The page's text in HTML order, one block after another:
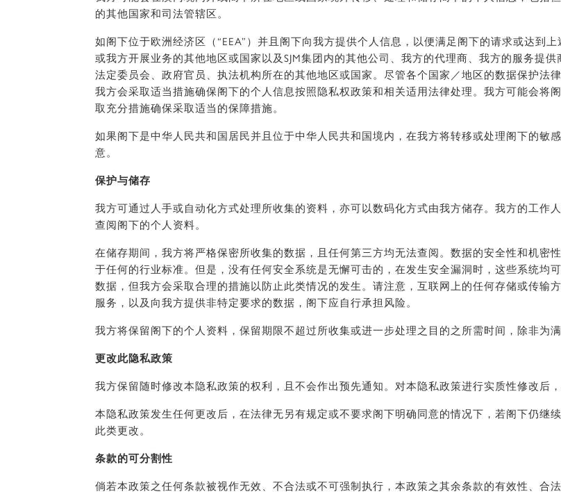
的其他国家和司法管辖区。
如阁下位于欧洲经济区（“EEA”）并且阁下向我方提供个人信息，以便满足阁下的请求或达到
或我方开展业务的其他地区或国家以及SJM集团内的其他公司、我方的代理商、我方的服务提
法定委员会、政府官员、执法机构所在的其他地区或国家。尽管各个国家／地区的数据保护法
我方会采取适当措施确保阁下的个人信息按照隐私权政策和相关适用法律处理。我方可能会将
取充分措施确保采取适当的保障措施。
如果阁下是中华人民共和国居民并且位于中华人民共和国境内，在我方将转移或处理阁下的敏
意。
保护与储存
我方可通过人手或自动化方式处理所收集的资料，亦可以数码化方式由我方储存。我方的工作
查阅阁下的个人资料。
在储存期间，我方将严格保密所收集的数据，且任何第三方均无法查阅。数据的安全性和机密
于任何的行业标准。但是，没有任何安全系统是无懈可击的，在发生安全漏洞时，这些系统均
数据，但我方会采取合理的措施以防止此类情况的发生。请注意，互联网上的任何存储或传输
服务，以及向我方提供非特定要求的数据，阁下应自行承担风险。
我方将保留阁下的个人资料，保留期限不超过所收集或进一步处理之目的之所需时间，除非为
更改此隐私政策
我方保留随时修改本隐私政策的权利，且不会作出预先通知。对本隐私政策进行实质性修改后
本隐私政策发生任何更改后，在法律无另有规定或不要求阁下明确同意的情况下，若阁下仍继
此类更改。
条款的可分割性
倘若本政策之任何条款被视作无效、不合法或不可强制执行，本政策之其余条款的有效性、合